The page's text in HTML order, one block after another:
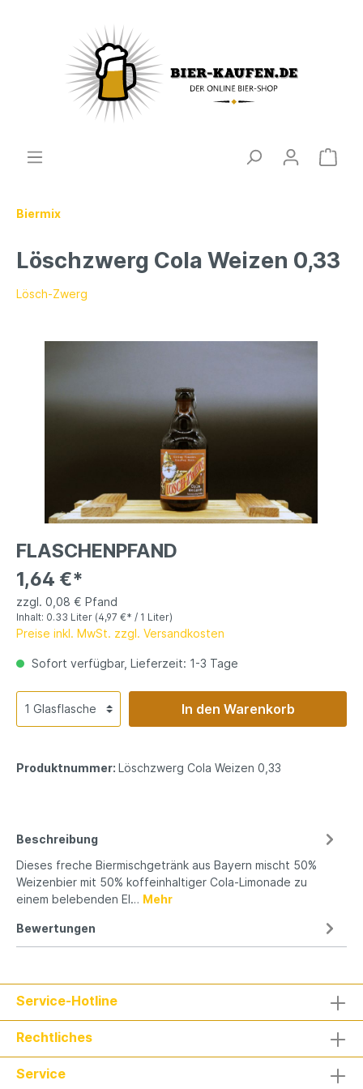
Biermix
Löschzwerg Cola Weizen 0,33
Lösch-Zwerg
FLASCHENPFAND
1,64 €*
zzgl. 0,08 € Pfand
Inhalt: 0.33 Liter (4,97 €* / 1 Liter)
Preise inkl. MwSt. zzgl. Versandkosten
Sofort verfügbar, Lieferzeit: 1-3 Tage
In den Warenkorb
Produktnummer: Löschzwerg Cola Weizen 0,33
Beschreibung
Dieses freche Biermischgetränk aus Bayern mischt 50%
Weizenbier mit 50% koffeinhaltiger Cola-Limonade zu
einem belebenden El… Mehr
Bewertungen
Service-Hotline
Rechtliches
Service